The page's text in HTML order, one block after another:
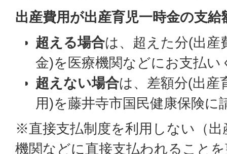
出産費用が出産育児一時金の支給
超える場合は、超えた分(出産
金)を医療機関などにお支払い
超えない場合は、差額分(出産
用)を藤井寺市国民健康保険に
※直接支払制度を利用しない（出
機関などに直接支払われること